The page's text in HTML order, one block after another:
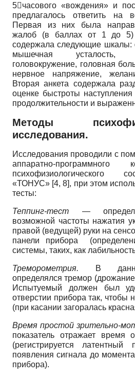
5часового «вождения» и
предлагалось ответить на
Первая из них была
жалоб (в баллах от 1 до 5)
содержала следующие шкалы:
мышечная усталость,
головокружение, головная
нервное напряжение,
Вторая анкета содержала
оценке быстроты
продолжительности и
Методы
исследования.
Исследования проводили с
аппаратно-программного
психофизиологического
«ТОНУС» [4, 8], при этом
тесты:
Теппинг-тест —
возможной частоты нажатия
правой (ведущей) руки на
панели прибора
системы, таких, как
Треморометрия. В
определялся тремор
Испытуемый должен был
отверстии прибора так, чтобы
(при касании загоралась
Время простой зрительно-
показатель отражает время
(регистрируется
появления сигнала до
прибора).